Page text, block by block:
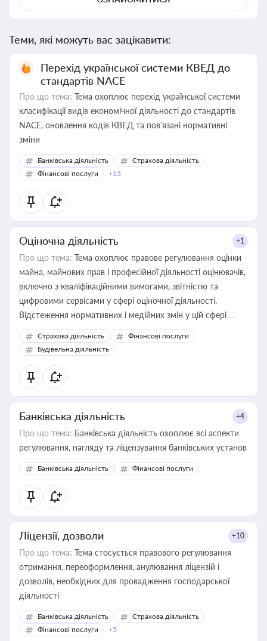
Теми, які можуть вас зацікавити:
Перехід української системи КВЕД до
стандартів NACE
Про що тема: Тема охоплює перехід української системи
класифікації видів економічної діяльності до стандартів
NACE, оновлення кодів КВЕД та пов'язані нормативні
зміни
Банківська діяльність
Страхова діяльність
Фінансові послуги
+13
Оціночна діяльність +1
Про що тема: Тема охоплює правове регулювання оцінки
майна, майнових прав і професійної діяльності оцінювачів,
включно з кваліфікаційними вимогами, звітністю та
цифровими сервісами у сфері оціночної діяльності.
Відстеження нормативних і медійних змін у цій сфері
корисне для власника бізнесу, керівника, юриста або
бухгалтера під час оподаткування, приватизації, оренди
державного майна, корпоративних угод і перевірки
статусу суб'єктів оціночної діяльності
Страхова діяльність
Фінансові послуги
Будівельна діяльність
Банківська діяльність +4
Про що тема: Банківська діяльність охоплює всі аспекти
регулювання, нагляду та ліцензування банківських установ
Банківська діяльність Фінансові послуги
Ліцензії, дозволи +10
Про що тема: Тема стосується правового регулювання
отримання, переоформлення, анулювання ліцензій і
дозволів, необхідних для провадження господарської
діяльності
Банківська діяльність
Страхова діяльність
Фінансові послуги
+5